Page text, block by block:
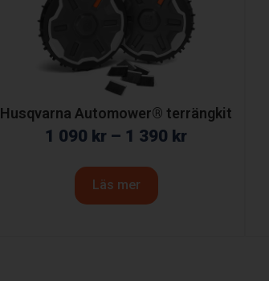
Husqvarna Automower® terrängkit
1 090 kr – 1 390 kr
Läs mer